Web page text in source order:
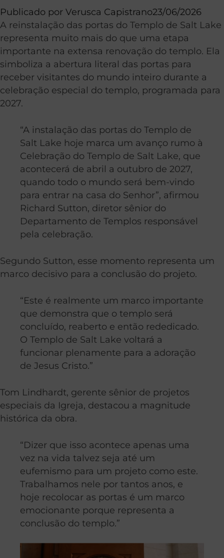
Publicado por Verusca Capistrano23/06/2026
A reinstalação das portas do Templo de Salt Lake
representa muito mais do que uma etapa
importante na extensa renovação do templo. Ela
simboliza a abertura literal das portas para
receber visitantes do mundo inteiro durante a
celebração especial do templo, programada para
2027.
“A instalação das portas do Templo de
Salt Lake hoje marca um avanço rumo à
Celebração do Templo de Salt Lake, que
acontecerá de abril a outubro de 2027,
quando todo o mundo será bem-vindo
para entrar na casa do Senhor”, afirmou
Richard Sutton, diretor sênior do
Departamento de Templos responsável
pela celebração.
Segundo Sutton, esse momento representa um
marco decisivo para a conclusão do projeto.
“Este é realmente um marco importante
que demonstra que o templo será
concluído, reaberto e então rededicado.
O Templo de Salt Lake voltará a
funcionar plenamente para a adoração
de Jesus Cristo.”
Tom Lindhardt, gerente sênior de projetos
especiais da Igreja, destacou a magnitude
histórica da obra.
“Dizer que isso acontece apenas uma
vez na vida talvez seja até um
eufemismo para um projeto como este.
Trabalhamos nele por tantos anos, e
hoje recolocar as portas é um marco
emocionante porque representa a
conclusão do templo.”